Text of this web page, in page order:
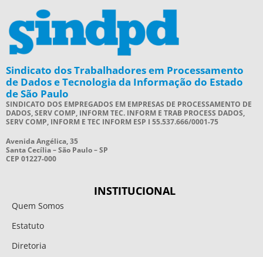
Sindicato dos Trabalhadores em Processamento
de Dados e Tecnologia da Informação do Estado
de São Paulo
SINDICATO DOS EMPREGADOS EM EMPRESAS DE PROCESSAMENTO DE
DADOS, SERV COMP, INFORM TEC. INFORM E TRAB PROCESS DADOS,
SERV COMP, INFORM E TEC INFORM ESP I 55.537.666/0001-75
Avenida Angélica, 35
Santa Cecília – São Paulo – SP
CEP 01227-000
INSTITUCIONAL
Quem Somos
Estatuto
Diretoria